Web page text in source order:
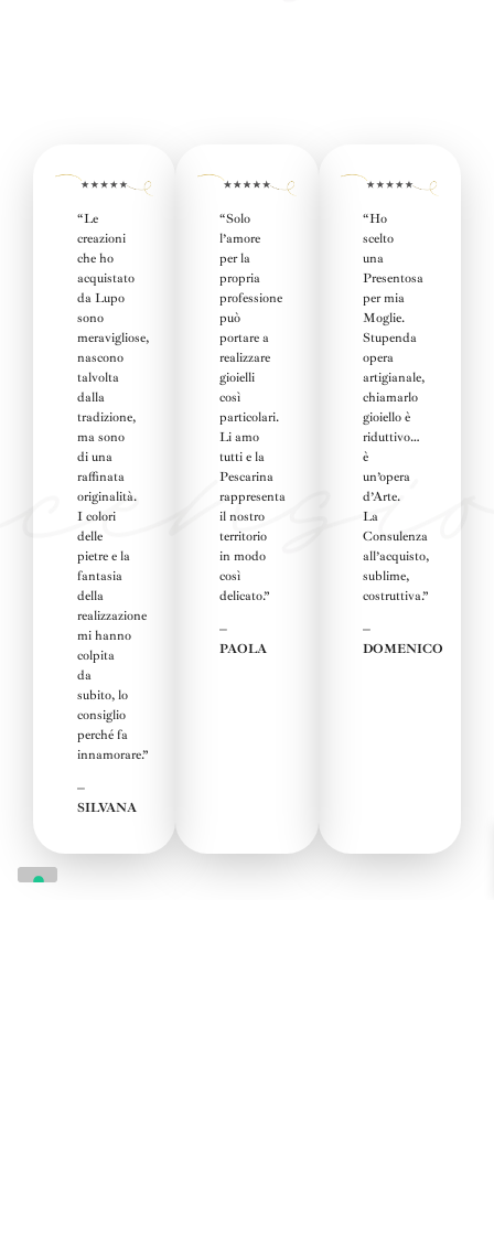
“Le
creazioni
che ho
acquistato
da Lupo
sono
meravigliose,
nascono
talvolta
dalla
tradizione,
ma sono
di una
raffinata
originalità.
I colori
delle
pietre e la
fantasia
della
realizzazione
mi hanno
colpita
da
subito, lo
consiglio
perché fa
innamorare.”
–
SILVANA
“Solo
l’amore
per la
propria
professione
può
portare a
realizzare
gioielli
così
particolari.
Li amo
tutti e la
Pescarina
rappresenta
il nostro
territorio
in modo
così
delicato.”
–
PAOLA
“Ho
scelto
una
Presentosa
per mia
Moglie.
Stupenda
opera
artigianale,
chiamarlo
gioiello è
riduttivo…
è
un’opera
d’Arte.
La
Consulenza
all’acquisto,
sublime,
costruttiva.”
–
DOMENICO